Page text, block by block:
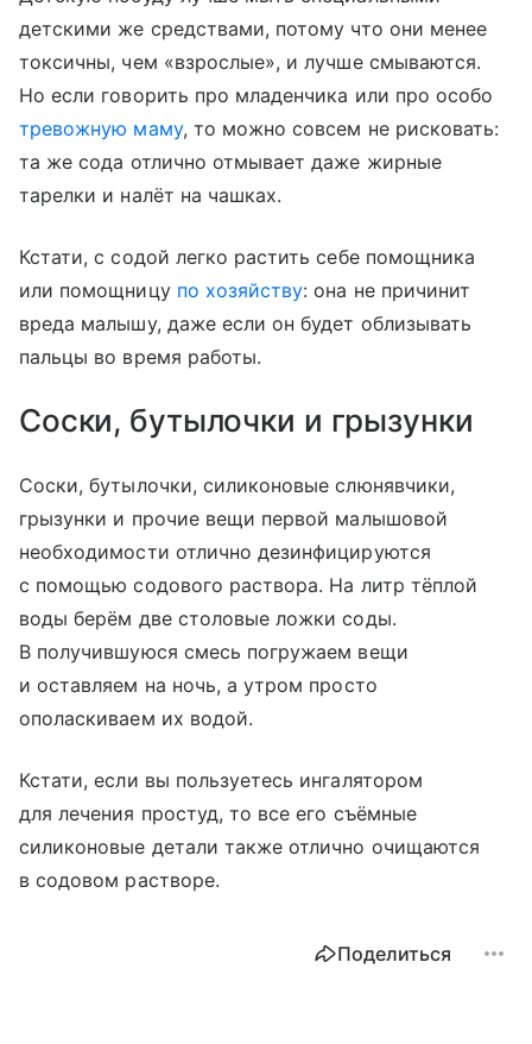
детскими же средствами, потому что они менее
токсичны, чем «взрослые», и лучше смываются.
Но если говорить про младенчика или про особо
тревожную маму, то можно совсем не рисковать:
та же сода отлично отмывает даже жирные
тарелки и налёт на чашках.
Кстати, с содой легко растить себе помощника
или помощницу по хозяйству: она не причинит
вреда малышу, даже если он будет облизывать
пальцы во время работы.
Соски, бутылочки и грызунки
Соски, бутылочки, силиконовые слюнявчики,
грызунки и прочие вещи первой малышовой
необходимости отлично дезинфицируются
с помощью содового раствора. На литр тёплой
воды берём две столовые ложки соды.
В получившуюся смесь погружаем вещи
и оставляем на ночь, а утром просто
ополаскиваем их водой.
Кстати, если вы пользуетесь ингалятором
для лечения простуд, то все его съёмные
силиконовые детали также отлично очищаются
в содовом растворе.
Поделиться